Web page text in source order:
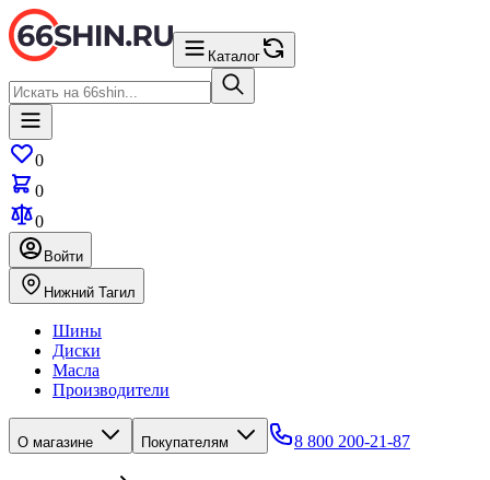
Каталог
0
0
0
Войти
Нижний Тагил
Шины
Диски
Масла
Производители
О магазине Покупателям 8 800 200-21-87